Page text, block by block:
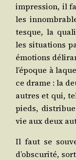
impres­sion, il
les
tesque, la
les situa­tions
émo­tions
l’époque à
ce drame : la
autres et qui,
pieds,
vie aux deux
Il faut se
d’obscurité,